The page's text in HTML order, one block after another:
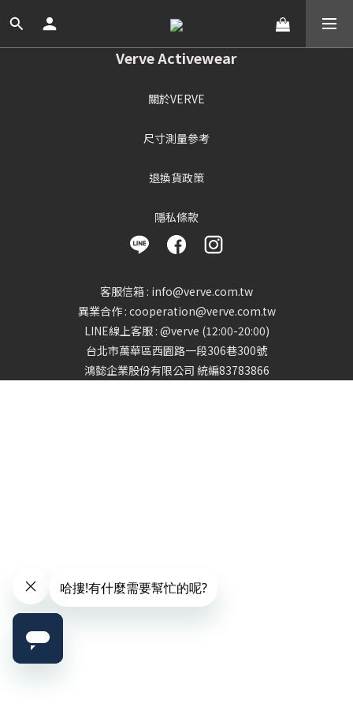
Verve Activewear
關於VERVE
尺寸測量參考
退換貨政策
隱私條款
客服信箱 : info@verve.com.tw
異業合作 : cooperation@verve.com.tw
LINE線上客服 : @verve (12:00-20:00)
台北市萬華區西園路一段306巷300號
鴻懿企業股份有限公司 統編83783866